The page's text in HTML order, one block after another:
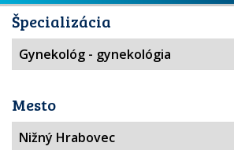
Špecializácia
Mesto